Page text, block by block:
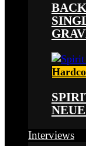
Interviews